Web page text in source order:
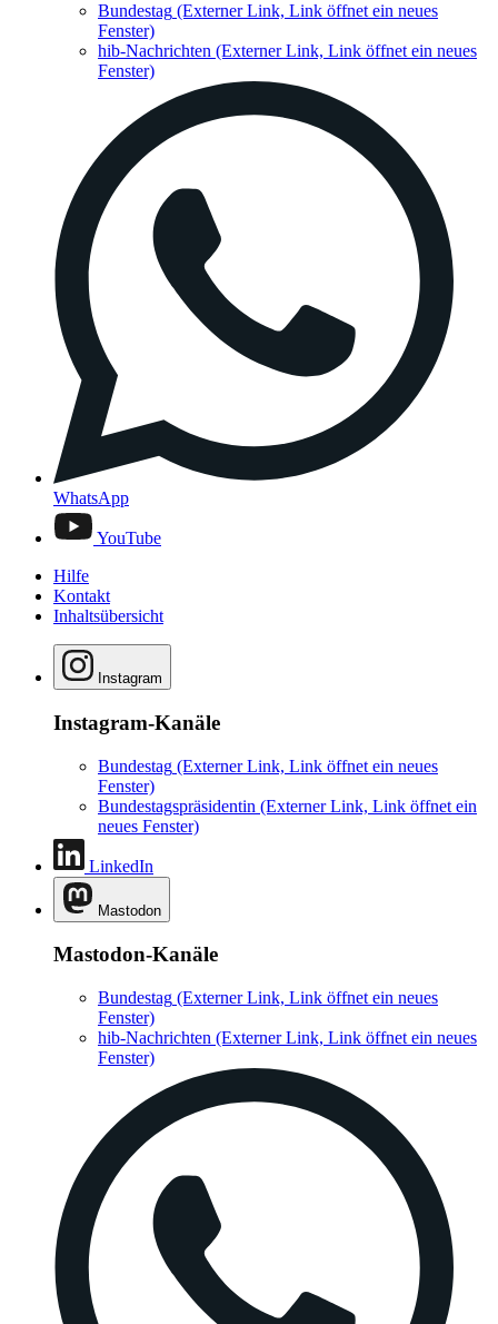
Bundestag (Externer Link, Link öffnet ein neues
Fenster)
hib-Nachrichten (Externer Link, Link öffnet ein neues
Fenster)
WhatsApp
YouTube
Hilfe
Kontakt
Inhaltsübersicht
Instagram
Instagram-Kanäle
Bundestag (Externer Link, Link öffnet ein neues
Fenster)
Bundestagspräsidentin (Externer Link, Link öffnet ein
neues Fenster)
LinkedIn
Mastodon
Mastodon-Kanäle
Bundestag (Externer Link, Link öffnet ein neues
Fenster)
hib-Nachrichten (Externer Link, Link öffnet ein neues
Fenster)